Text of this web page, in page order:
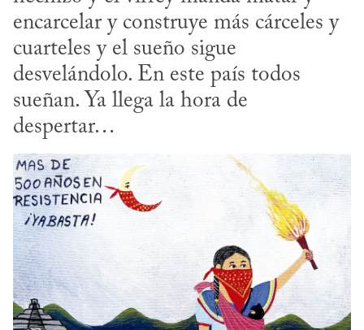
encarcelar y construye más cárceles y
cuarteles y el sueño sigue
desvelándolo. En este país todos
sueñan. Ya llega la hora de
despertar…